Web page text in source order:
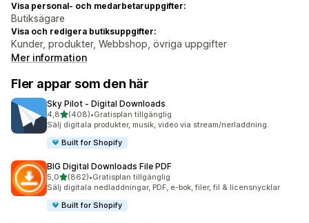
Visa personal- och medarbetaruppgifter:
Butiksägare
Visa och redigera butiksuppgifter:
Kunder, produkter, Webbshop, övriga uppgifter
Mer information
Fler appar som den här
Sky Pilot ‑ Digital Downloads
4,8av 5 stjärnor
(408)
408 recensioner totalt
•Gratisplan tillgänglig
Sälj digitala produkter, musik, video via stream/nerladdning.
Built for Shopify
BIG Digital Downloads File PDF
5,0av 5 stjärnor
(862)
862 recensioner totalt
•Gratisplan tillgänglig
Sälj digitala nedladdningar, PDF, e-bok, filer, fil & licensnycklar
Built for Shopify